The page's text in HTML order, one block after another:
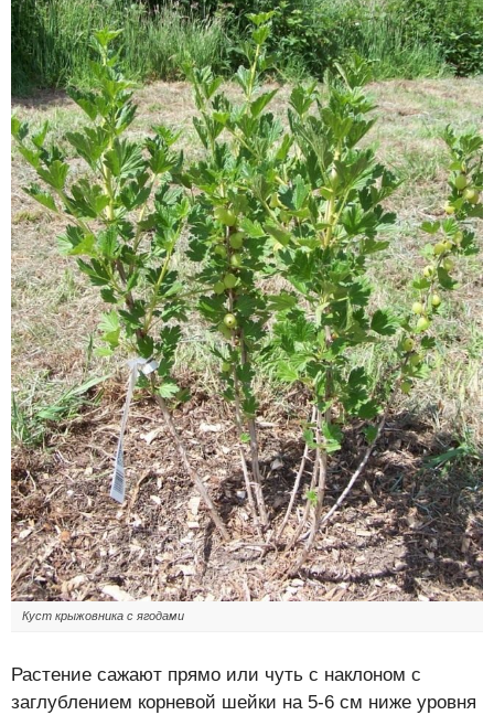
Куст крыжовника с ягодами
Растение сажают прямо или чуть с наклоном с
заглублением корневой шейки на 5-6 см ниже уровня